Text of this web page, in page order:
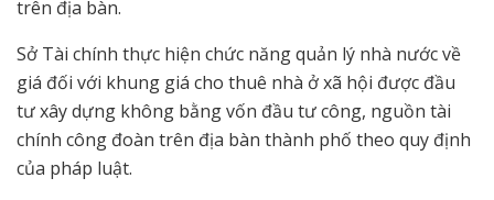
trên địa bàn.
Sở Tài chính thực hiện chức năng quản lý nhà nước về
giá đối với khung giá cho thuê nhà ở xã hội được đầu
tư xây dựng không bằng vốn đầu tư công, nguồn tài
chính công đoàn trên địa bàn thành phố theo quy định
của pháp luật.